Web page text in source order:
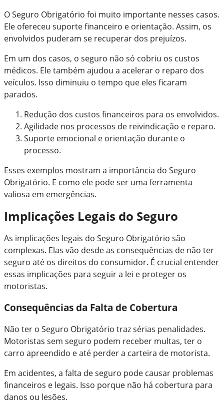
O Seguro Obrigatório foi muito importante nesses casos.
Ele ofereceu suporte financeiro e orientação. Assim, os
envolvidos puderam se recuperar dos prejuízos.
Em um dos casos, o seguro não só cobriu os custos
médicos. Ele também ajudou a acelerar o reparo dos
veículos. Isso diminuiu o tempo que eles ficaram
parados.
Redução dos custos financeiros para os envolvidos.
Agilidade nos processos de reivindicação e reparo.
Suporte emocional e orientação durante o
processo.
Esses exemplos mostram a importância do Seguro
Obrigatório. E como ele pode ser uma ferramenta
valiosa em emergências.
Implicações Legais do Seguro
As implicações legais do Seguro Obrigatório são
complexas. Elas vão desde as consequências de não ter
seguro até os direitos do consumidor. É crucial entender
essas implicações para seguir a lei e proteger os
motoristas.
Consequências da Falta de Cobertura
Não ter o Seguro Obrigatório traz sérias penalidades.
Motoristas sem seguro podem receber multas, ter o
carro apreendido e até perder a carteira de motorista.
Em acidentes, a falta de seguro pode causar problemas
financeiros e legais. Isso porque não há cobertura para
danos ou lesões.